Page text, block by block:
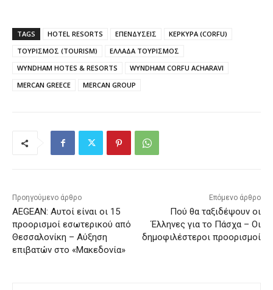
TAGS HOTEL RESORTS ΕΠΕΝΔΥΣΕΙΣ
ΚΕΡΚΥΡΑ (CORFU)
ΤΟΥΡΙΣΜΟΣ (TOURISM)
ΕΛΛΑΔΑ ΤΟΥΡΙΣΜΟΣ
WYNDHAM HOTES & RESORTS
WYNDHAM CORFU ACHARAVI
MERCAN GREECE
MERCAN GROUP
Προηγούμενο άρθρο
AEGEAN: Αυτοί είναι οι 15
προορισμοί εσωτερικού από
Θεσσαλονίκη – Αύξηση
επιβατών στο «Μακεδονία»
Επόμενο άρθρο
Πού θα ταξιδέψουν οι
Έλληνες για το Πάσχα – Οι
δημοφιλέστεροι προορισμοί